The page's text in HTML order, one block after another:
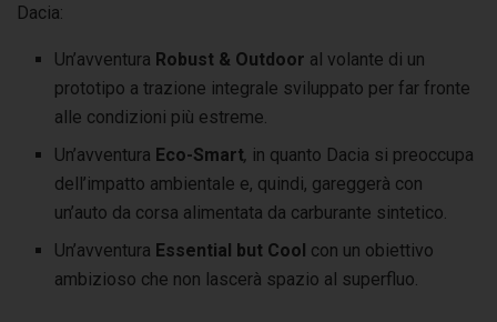
Dacia:
Un’avventura Robust & Outdoor al volante di un
prototipo a trazione integrale sviluppato per far fronte
alle condizioni più estreme.
Un’avventura Eco-Smart, in quanto Dacia si preoccupa
dell’impatto ambientale e, quindi, gareggerà con
un’auto da corsa alimentata da carburante sintetico.
Un’avventura Essential but Cool con un obiettivo
ambizioso che non lascerà spazio al superfluo.